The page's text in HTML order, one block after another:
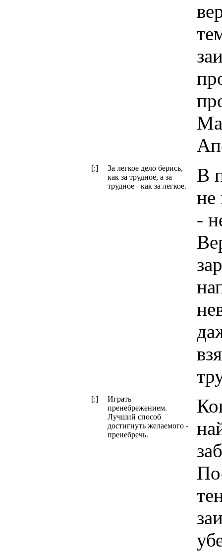
[:]
За легкое дело берись,
как за трудное, а за
трудное - как за легкое.
В
не
-
[:]
Играть
пренебрежением.
Лучший способ
достигнуть желаемого -
пренебречь.